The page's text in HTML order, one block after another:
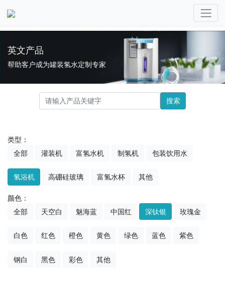
英文产品
帮助客户成为罐装氢水定制专家
搜索
类型：
全部
灌装机 富氢水机 制氢机 包装饮用水
氢浴机 高硼硅玻璃 富氢水杯 其他
颜色：
全部
天空白 魅海蓝 中国红 深钛银 玫瑰金
白色 红色 橙色 黄色 绿色 蓝色 紫色
钢白 黑色 彩色 其他